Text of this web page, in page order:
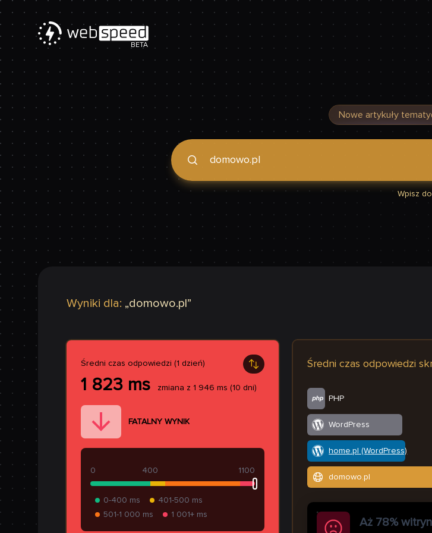
BETA
Nowe artykuły
Podaj domenę, by sprawdzić, czy Twoja strona jest szybka
Wpisz
Wyniki dla: „domowo.pl ”
Średni czas odpowiedzi (1 dzień)
1 823 ms zmiana z 1 946 ms (10 dni)
FATALNY WYNIK
400
0 1100
0-400 ms
401-500 ms
501-1 000 ms
1 001+ ms
Średni czas odpowiedzi
PHP
WordPress
home.pl (WordPress)
domowo.pl
Aż 78% witryn